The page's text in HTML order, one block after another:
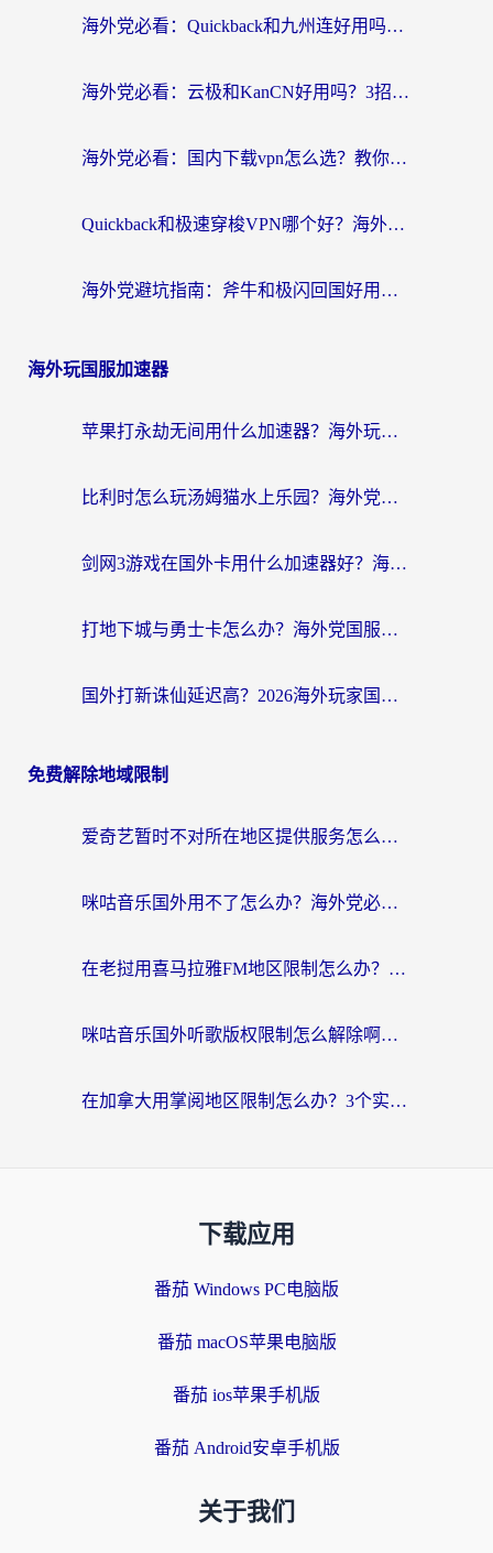
海外党必看：Quickback和九州连好用吗？3步选对回国加速器实现无缝刷国内资源
海外党必看：云极和KanCN好用吗？3招教你选对回国加速器（附免费VPN避坑指南）
海外党必看：国内下载vpn怎么选？教你无缝访问国内资源的实用指南
Quickback和极速穿梭VPN哪个好？海外党亲测3招选对回国加速器，看这篇就够了
海外党避坑指南：斧牛和极闪回国好用吗？选对加速器才能无缝刷剧玩游戏
海外玩国服加速器
苹果打永劫无间用什么加速器？海外玩家亲测有效的国服游戏加速指南
比利时怎么玩汤姆猫水上乐园？海外党国服游戏加速终极指南（附无畏契约食之契约解决办法）
剑网3游戏在国外卡用什么加速器好？海外党亲测有效的国服游戏加速指南
打地下城与勇士卡怎么办？海外党国服游戏加速终极指南（附北美欧洲实测）
国外打新诛仙延迟高？2026海外玩家国服游戏加速器终极指南（附天龙八部闪耀暖暖实测）
免费解除地域限制
爱奇艺暂时不对所在地区提供服务怎么办？海外党亲测有效的追剧解决方案
咪咕音乐国外用不了怎么办？海外党必备的国内内容访问全攻略
在老挝用喜马拉雅FM地区限制怎么办？海外党亲测有效的回国加速方案
咪咕音乐国外听歌版权限制怎么解除啊？海外党亲测有效的回国加速方案
在加拿大用掌阅地区限制怎么办？3个实用技巧帮你轻松解决（附海外华人必备工具）
下载应用
番茄 Windows PC电脑版
番茄 macOS苹果电脑版
番茄 ios苹果手机版
番茄 Android安卓手机版
关于我们